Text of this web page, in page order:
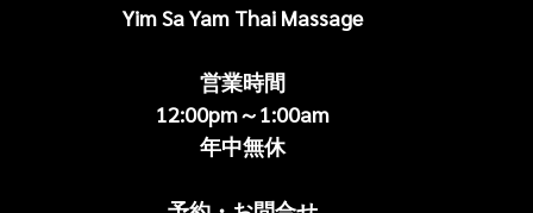
Yim Sa Yam Thai Massage
営業時間
12:00pm～1:00am
年中無休